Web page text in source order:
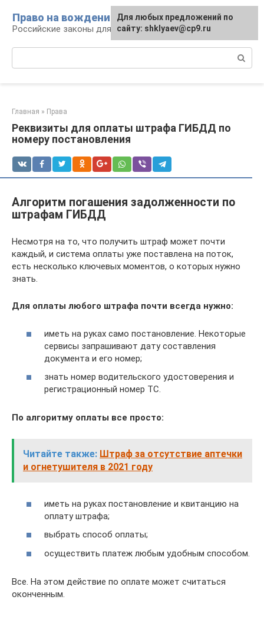
контенту
Право на вождение
Российские законы для автомобилистов
Главная » Права
Реквизиты для оплаты штрафа ГИБДД по
номеру постановления
Алгоритм погашения задолженности по
штрафам ГИБДД
Несмотря на то, что получить штраф может почти
каждый, и система оплаты уже поставлена на поток,
есть несколько ключевых моментов, о которых нужно
знать.
Для оплаты любого штрафа почти всегда нужно:
иметь на руках само постановление. Некоторые
сервисы запрашивают дату составления
документа и его номер;
знать номер водительского удостоверения и
регистрационный номер ТС.
По алгоритму оплаты все просто:
Читайте также: Штраф за отсутствие аптечки
и огнетушителя в 2021 году
иметь на руках постановление и квитанцию на
оплату штрафа;
выбрать способ оплаты;
осуществить платеж любым удобным способом.
Все. На этом действие по оплате может считаться
оконченным.
Для любых предложений по
сайту: shklyaev@cp9.ru